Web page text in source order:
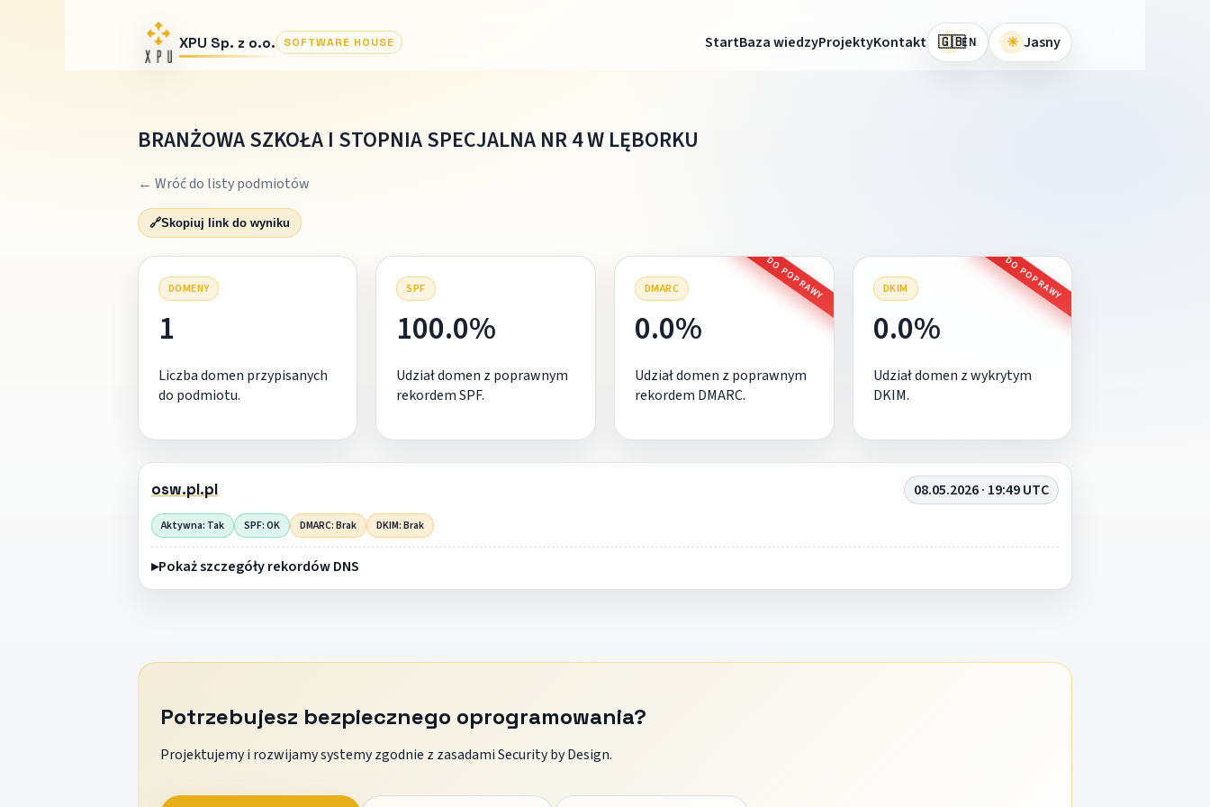
XPU Sp. z o.o. SOFTWARE HOUSE StartBaza wiedzyProjektyKontakt 🇬🇧EN ☀ Jasny
BRANŻOWA SZKOŁA I STOPNIA SPECJALNA NR 4 W LĘBORKU
← Wróć do listy podmiotów
🔗Skopiuj link do wyniku
DOMENY
1
Liczba domen przypisanych
do podmiotu.
SPF
100.0%
Udział domen z poprawnym
rekordem SPF.
DMARC DO POPRAWY
0.0%
Udział domen z poprawnym
rekordem DMARC.
DKIM DO POPRAWY
0.0%
Udział domen z wykrytym
DKIM.
osw.pl.pl 08.05.2026 · 19:49 UTC
Aktywna: Tak SPF: OK DMARC: Brak DKIM: Brak
Pokaż szczegóły rekordów DNS
Potrzebujesz bezpiecznego oprogramowania?
Projektujemy i rozwijamy systemy zgodnie z zasadami Security by Design.